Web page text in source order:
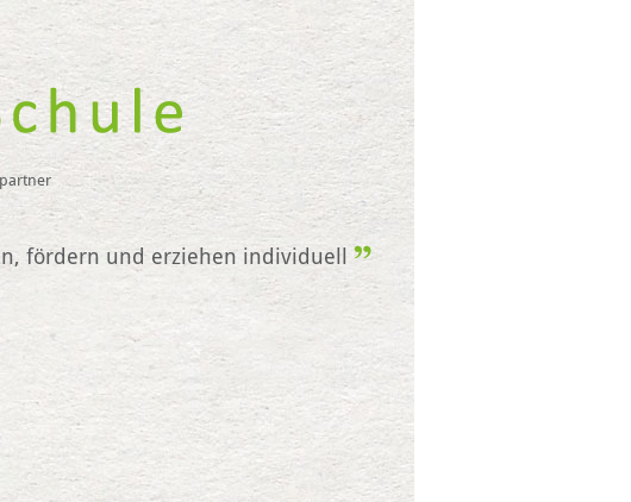
fördern und erziehen individuell